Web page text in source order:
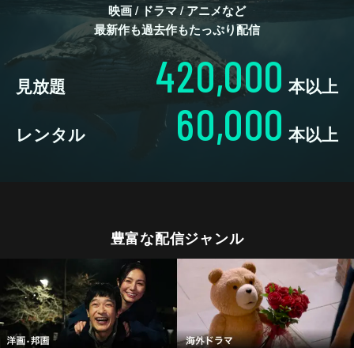
映画 / ドラマ / アニメなど
最新作も過去作もたっぷり配信
見放題 420,000 本以上
レンタル 60,000 本以上
豊富な配信ジャンル